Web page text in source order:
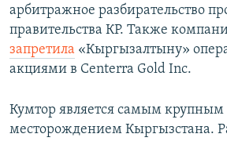
арбитражное разбирательство
правительства КР. Также
запретила «Кыргызалтыну»
акциями в Centerra Gold Inc.
Кумтор является самым крупным
месторождением Кыргызстана.